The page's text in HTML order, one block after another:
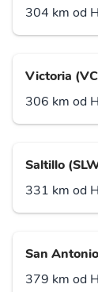
304 km od
Victoria
306 km od
Saltillo
331 km od
San
379 km od